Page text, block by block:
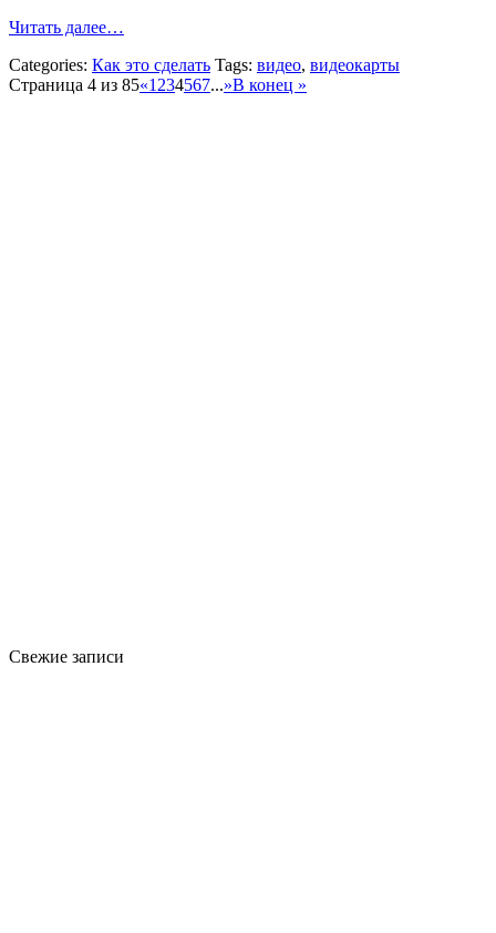
Читать далее…
Categories: Как это сделать Tags: видео, видеокарты
Страница 4 из 85«1 234567...»В конец »
Свежие записи